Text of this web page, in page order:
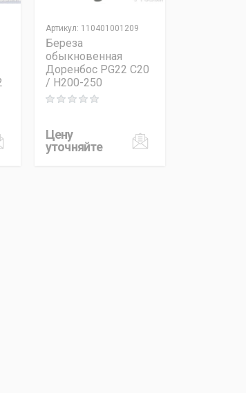
Артикул: 110401001209
Береза
обыкновенная
Доренбос PG22 C20
/ H200-250
Rating: 0 out of 5
Цену
уточняйте